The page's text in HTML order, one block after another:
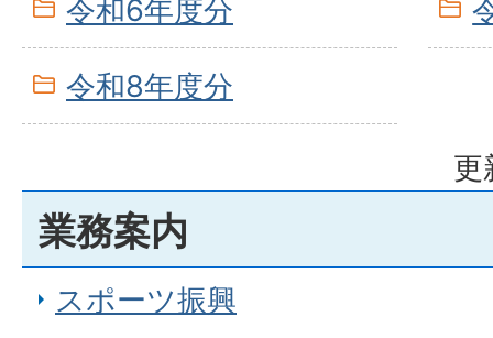
令和6年度分
令和8年度分
更
業務案内
スポーツ振興